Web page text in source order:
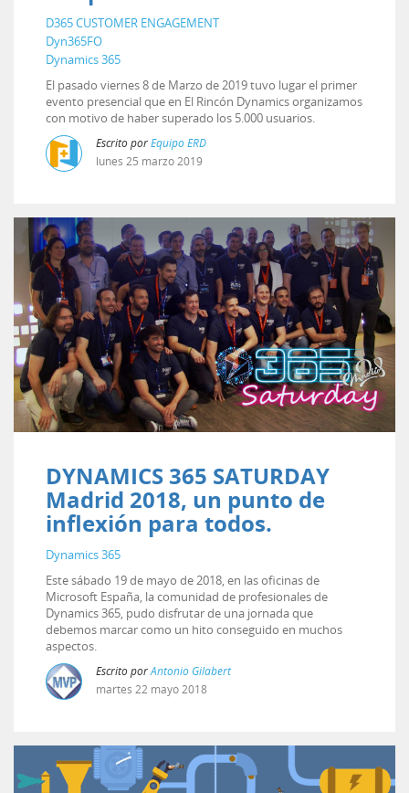
D365 CUSTOMER ENGAGEMENT
Dyn365FO
Dynamics 365
El pasado viernes 8 de Marzo de 2019 tuvo lugar el primer
evento presencial que en El Rincón Dynamics organizamos
con motivo de haber superado los 5.000 usuarios.
Escrito porEquipo ERD
lunes 25 marzo2019
DYNAMICS 365 SATURDAY
Madrid 2018, un punto de
inflexión para todos.
Dynamics 365
Este sábado 19 de mayo de 2018, en las oficinas de
Microsoft España, la comunidad de profesionales de
Dynamics 365, pudo disfrutar de una jornada que
debemos marcar como un hito conseguido en muchos
aspectos.
Escrito porAntonio Gilabert
martes 22 mayo2018